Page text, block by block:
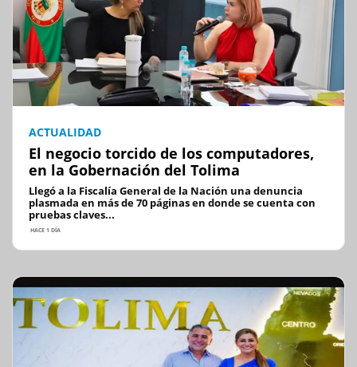
ACTUALIDAD
El negocio torcido de los computadores,
en la Gobernación del Tolima
Llegó a la Fiscalía General de la Nación una denuncia
plasmada en más de 70 páginas en donde se cuenta con
pruebas claves...
HACE 1 DÍA